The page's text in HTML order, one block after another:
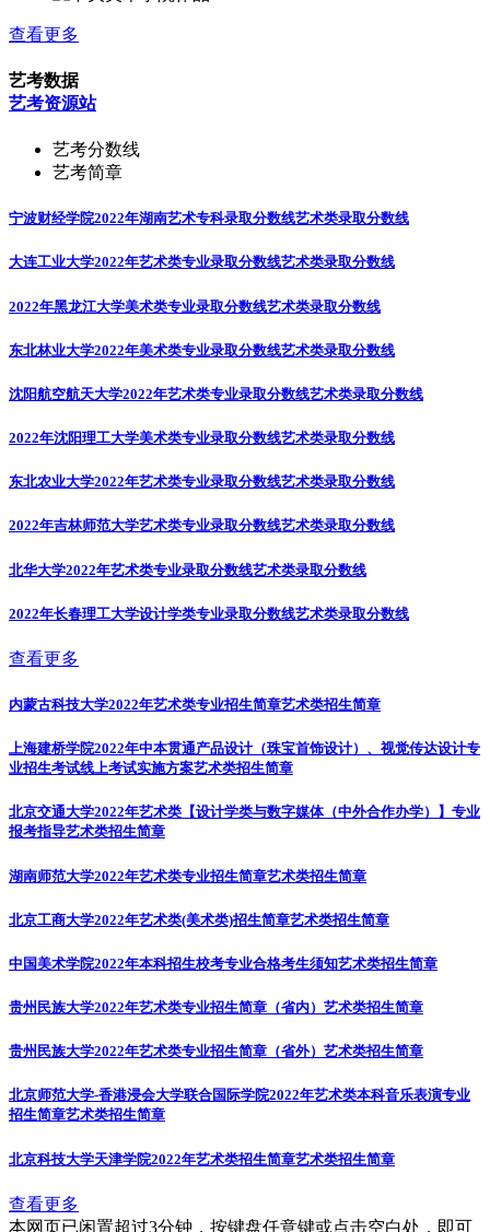
查看更多
艺考数据
艺考资源站
艺考分数线
艺考简章
宁波财经学院2022年湖南艺术专科录取分数线艺术类录取分数线
大连工业大学2022年艺术类专业录取分数线艺术类录取分数线
2022年黑龙江大学美术类专业录取分数线艺术类录取分数线
东北林业大学2022年美术类专业录取分数线艺术类录取分数线
沈阳航空航天大学2022年艺术类专业录取分数线艺术类录取分数线
2022年沈阳理工大学美术类专业录取分数线艺术类录取分数线
东北农业大学2022年艺术类专业录取分数线艺术类录取分数线
2022年吉林师范大学艺术类专业录取分数线艺术类录取分数线
北华大学2022年艺术类专业录取分数线艺术类录取分数线
2022年长春理工大学设计学类专业录取分数线艺术类录取分数线
查看更多
内蒙古科技大学2022年艺术类专业招生简章艺术类招生简章
上海建桥学院2022年中本贯通产品设计（珠宝首饰设计）、视觉传达设计专
业招生考试线上考试实施方案艺术类招生简章
北京交通大学2022年艺术类【设计学类与数字媒体（中外合作办学）】专业
报考指导艺术类招生简章
湖南师范大学2022年艺术类专业招生简章艺术类招生简章
北京工商大学2022年艺术类(美术类)招生简章艺术类招生简章
中国美术学院2022年本科招生校考专业合格考生须知艺术类招生简章
贵州民族大学2022年艺术类专业招生简章（省内） 艺术类招生简章
贵州民族大学2022年艺术类专业招生简章（省外） 艺术类招生简章
北京师范大学-香港浸会大学联合国际学院2022年艺术类本科音乐表演专业
招生简章艺术类招生简章
北京科技大学天津学院2022年艺术类招生简章艺术类招生简章
查看更多
本网页已闲置超过3分钟，按键盘任意键或点击空白处，即可